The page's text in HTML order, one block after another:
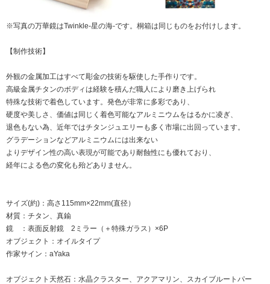
※写真の万華鏡はTwinkle-星の海-です。桐箱は同じものをお付けします。
【制作技術】
外観の金属加工はすべて彫金の技術を駆使した手作りです。
高級金属チタンのボディは経験を積んだ職人により磨き上げられ
特殊な技術で着色しています。発色が非常に多彩であり、
硬度や美しさ、価値は同じく着色可能なアルミニウムをはるかに凌ぎ、
退色もない為、近年ではチタンジュエリーも多く市場に出回っています。
グラデーションなどアルミニウムには出来ない
よりデザイン性の高い表現が可能であり耐蝕性にも優れており、
経年による色の変化も殆どありません。
サイズ(約)：高さ115mm×22mm(直径）
材質：チタン、真鍮
鏡 ：表面反射鏡 2ミラー（＋特殊ガラス）×6P
オブジェクト：オイルタイプ
作家サイン：aYaka
オブジェクト天然石：水晶クラスター、アクアマリン、スカイブルートパー